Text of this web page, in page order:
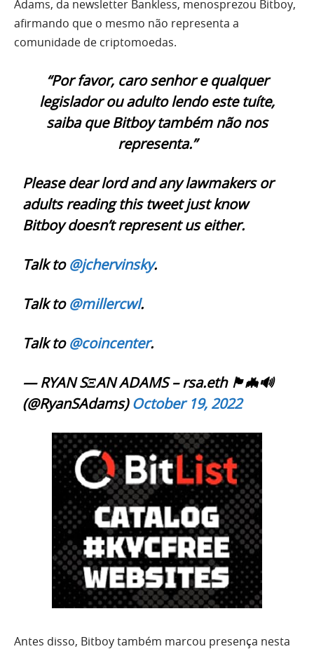
Adams, da newsletter Bankless, menosprezou Bitboy,
afirmando que o mesmo não representa a
comunidade de criptomoedas.
“Por favor, caro senhor e qualquer
legislador ou adulto lendo este tuíte,
saiba que Bitboy também não nos
representa.”
Please dear lord and any lawmakers or
adults reading this tweet just know
Bitboy doesn’t represent us either.
Talk to@jchervinsky.
Talk to@millercwl.
Talk to@coincenter.
— RYAN SΞAN ADAMS – rsa.eth 🏴🦇🔊
(@RyanSAdams)October 19, 2022
Antes disso, Bitboy também marcou presença nesta